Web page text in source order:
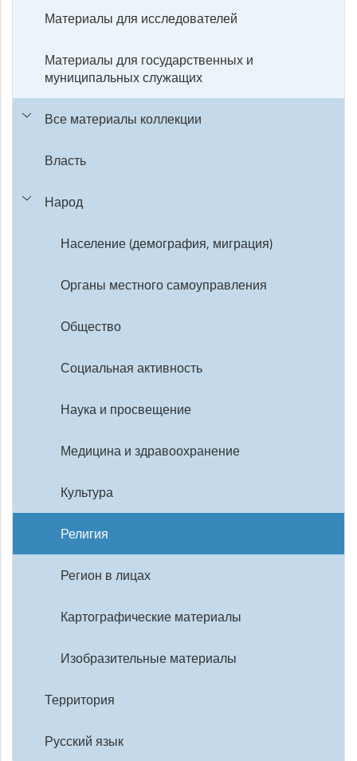
Материалы для исследователей
Материалы для государственных и
муниципальных служащих
Все материалы коллекции
Власть
Народ
Население (демография, миграция)
Органы местного самоуправления
Общество
Социальная активность
Наука и просвещение
Медицина и здравоохранение
Культура
Религия
Регион в лицах
Картографические материалы
Изобразительные материалы
Территория
Русский язык